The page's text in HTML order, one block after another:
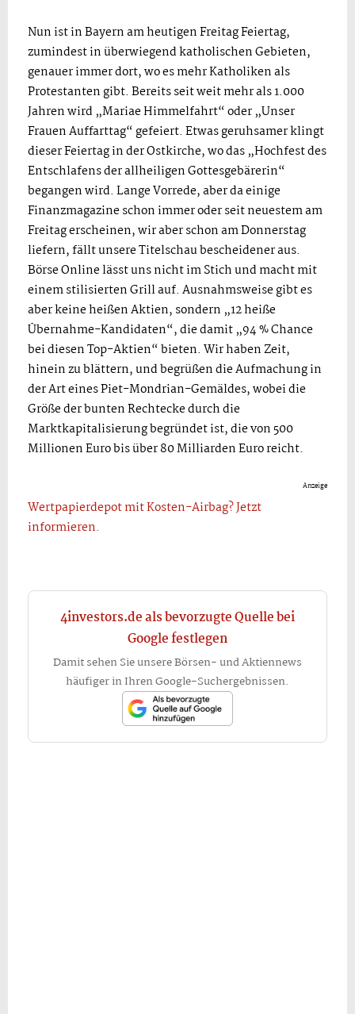
Nun ist in Bayern am heutigen Freitag Feiertag,
zumindest in überwiegend katholischen Gebieten,
genauer immer dort, wo es mehr Katholiken als
Protestanten gibt. Bereits seit weit mehr als 1.000
Jahren wird „Mariae Himmelfahrt“ oder „Unser
Frauen Auffarttag“ gefeiert. Etwas geruhsamer klingt
dieser Feiertag in der Ostkirche, wo das „Hochfest des
Entschlafens der allheiligen Gottesgebärerin“
begangen wird. Lange Vorrede, aber da einige
Finanzmagazine schon immer oder seit neuestem am
Freitag erscheinen, wir aber schon am Donnerstag
liefern, fällt unsere Titelschau bescheidener aus.
Börse Online lässt uns nicht im Stich und macht mit
einem stilisierten Grill auf. Ausnahmsweise gibt es
aber keine heißen Aktien, sondern „12 heiße
Übernahme-Kandidaten“, die damit „94 % Chance
bei diesen Top-Aktien“ bieten. Wir haben Zeit,
hinein zu blättern, und begrüßen die Aufmachung in
der Art eines Piet-Mondrian-Gemäldes, wobei die
Größe der bunten Rechtecke durch die
Marktkapitalisierung begründet ist, die von 500
Millionen Euro bis über 80 Milliarden Euro reicht.
Anzeige
Wertpapierdepot mit Kosten-Airbag? Jetzt
informieren.
4investors.de als bevorzugte Quelle bei
Google festlegen
Damit sehen Sie unsere Börsen- und Aktiennews
häufiger in Ihren Google-Suchergebnissen.